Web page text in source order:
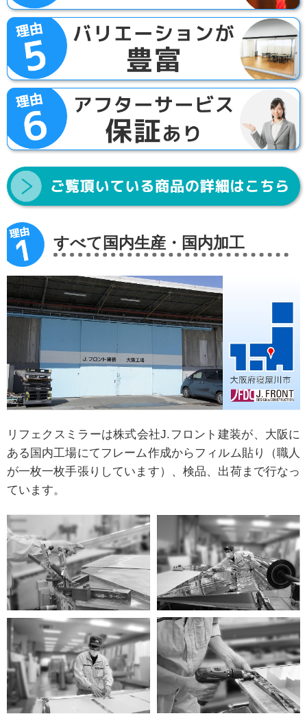
すべて国内生産・国内加工
リフェクスミラーは株式会社J.フロント建装が、大阪に
ある国内工場にてフレーム作成からフィルム貼り（職人
が一枚一枚手張りしています）、検品、出荷まで行なっ
ています。